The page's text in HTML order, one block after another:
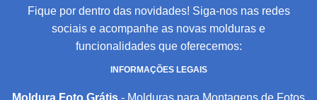
Fique por dentro das novidades! Siga-nos nas redes
sociais e acompanhe as novas molduras e
funcionalidades que oferecemos:
INFORMAÇÕES LEGAIS
Moldura Foto Grátis - Molduras para Montagens de Fotos